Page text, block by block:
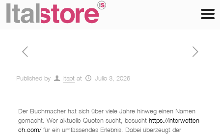
Published by itspt at Julio 3, 2026
Der Buchmacher hat sich über viele Jahre hinweg einen Namen
gemacht. Wer aktuelle Quoten sucht, besucht https://interwetten-
ch.com/für ein umfassendes Erlebnis. Dabei überzeugt der